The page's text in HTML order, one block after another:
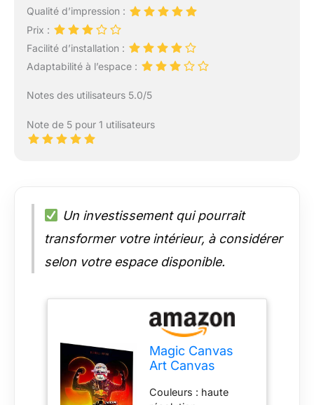
Qualité d’impression :
Prix :
Facilité d’installation :
Adaptabilité à l’espace :
Notes des utilisateurs 5.0/5
Note de 5 pour 1 utilisateurs
Un investissement qui pourrait
transformer votre intérieur, à considérer
selon votre espace disponible.
Magic Canvas
Art Canvas
Max Stapping
Couleurs : haute